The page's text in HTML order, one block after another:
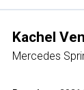
Kachel
Mercedes